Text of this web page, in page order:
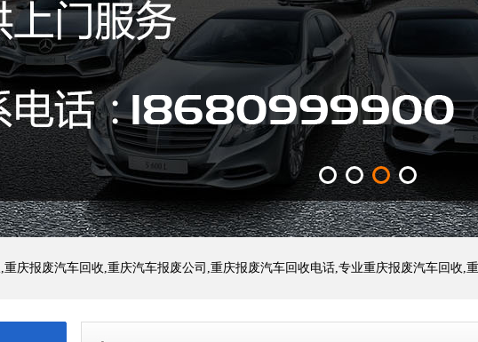
重庆报废汽车回收,重庆汽车报废公司,重庆报废汽车回收电话,专业重庆报废汽车回收,